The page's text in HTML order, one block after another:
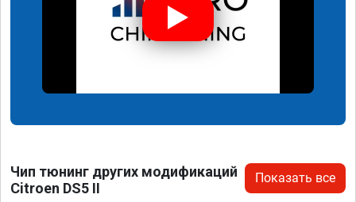
Чип тюнинг других модификаций
Citroen DS5 II
Показать все